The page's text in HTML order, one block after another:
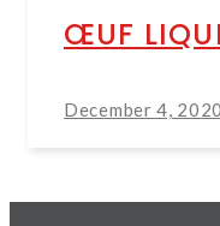
ŒUF
December 4, 2020